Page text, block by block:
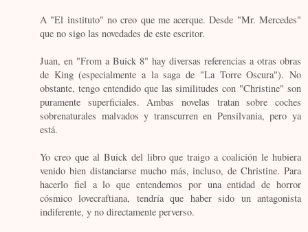
A "El instituto" no creo que me acerque. Desde "Mr. Mercedes"
que no sigo las novedades de este escritor.
Juan, en "From a Buick 8" hay diversas referencias a otras obras
de King (especialmente a la saga de "La Torre Oscura"). No
obstante, tengo entendido que las similitudes con "Christine" son
puramente superficiales. Ambas novelas tratan sobre coches
sobrenaturales malvados y transcurren en Pensilvania, pero ya
está.
Yo creo que al Buick del libro que traigo a coalición le hubiera
venido bien distanciarse mucho más, incluso, de Christine. Para
hacerlo fiel a lo que entendemos por una entidad de horror
cósmico lovecraftiana, tendría que haber sido un antagonista
indiferente, y no directamente perverso.